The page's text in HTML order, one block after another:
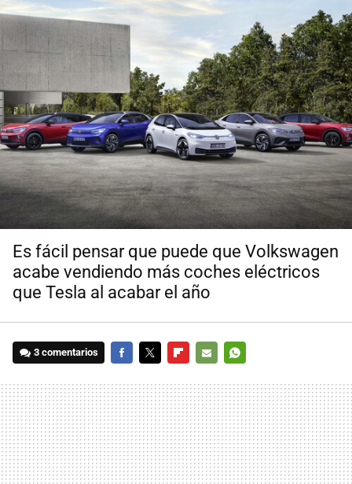
Es fácil pensar que puede que Volkswagen
acabe vendiendo más coches eléctricos
que Tesla al acabar el año
3 comentarios
MAIL